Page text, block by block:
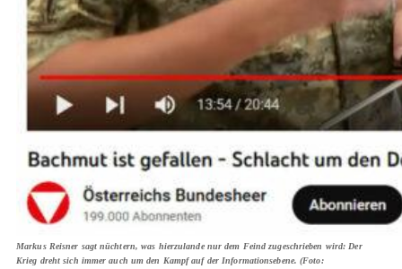
Markus Reisner sagt nüchtern, was hierzulande nur dem Feind zugeschrieben wird: Der
Krieg dreht sich immer auch um den Kampf auf der Informationsebene. (Foto: